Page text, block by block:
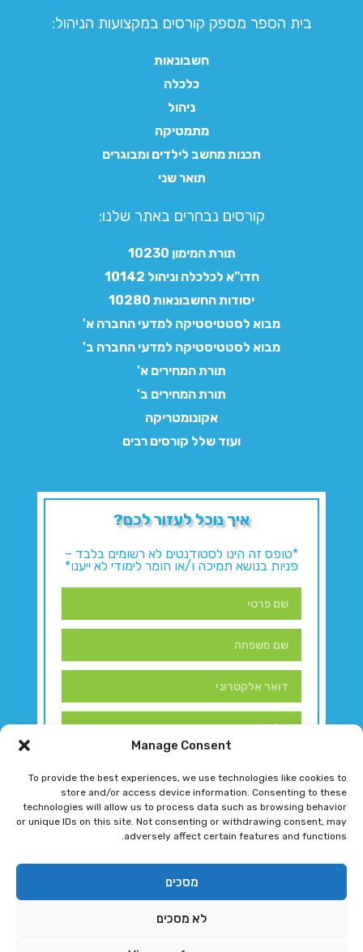
Manage Consent
To provide the best experiences, we use technologies like cookies to
store and/or access device information. Consenting to these
technologies will allow us to process data such as browsing behavior
or unique IDs on this site. Not consenting or withdrawing consent, may
adversely affect certain features and functions.
מסכים
לא מסכים
בית הספר מספק קורסים במקצועות הניהול:
חשבונאות
כלכלה
ניהול
מתמטיקה
תכנות מחשב לילדים ומבוגרים
תואר שני
קורסים נבחרים באתר שלנו:​
תורת המימון 10230
חדו"א לכלכלה וניהול 10142
יסודות החשבונאות 10280
מבוא לסטטיסטיקה למדעי החברה א'
מבוא לסטטיסטיקה למדעי החברה ב'
תורת המחירים א'
תורת המחירים ב'
אקונומטריקה
ועוד שלל קורסים רבים
איך נוכל לעזור לכם?
*טופס זה הינו לסטודנטים לא רשומים בלבד –
פניות בנושא תמיכה ו/או חומר לימודי לא ייענו*